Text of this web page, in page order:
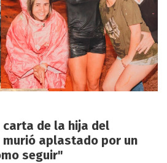
de la hija del
aplastado por un
seguir"